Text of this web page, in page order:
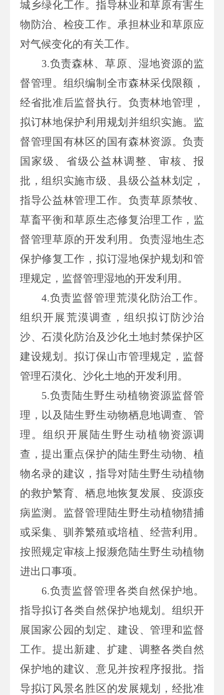
城乡绿化工作。指导林业和草原有害生
物防治、检疫工作。承担林业和草原应
对气候变化的有关工作。
3.负责森林、草原、湿地资源的监
督管理。组织编制全市森林采伐限额，
经省批准后监督执行。负责林地管理，
拟订林地保护利用规划并组织实施。监
督管理国有林区的国有森林资源。负责
国家级、省级公益林调整、审核、报
批，组织实施市级、县级公益林划定，
指导公益林管理工作。负责草原禁牧、
草畜平衡和草原生态修复治理工作，监
督管理草原的开发利用。负责湿地生态
保护修复工作，拟订湿地保护规划和管
理规定，监督管理湿地的开发利用。
4.负责监督管理荒漠化防治工作。
组织开展荒漠调查，组织拟订防沙治
沙、石漠化防治及沙化土地封禁保护区
建设规划。拟订保山市管理规定，监督
管理石漠化、沙化土地的开发利用。
5.负责陆生野生动植物资源监督管
理，以及陆生野生动物栖息地调查、管
理。组织开展陆生野生动植物资源调
查，提出重点保护的陆生野生动物、植
物名录的建议，指导对陆生野生动植物
的救护繁育、栖息地恢复发展、疫源疫
病监测。监督管理陆生野生动植物猎捕
或采集、驯养繁殖或培植、经营利用。
按照规定审核上报濒危陆生野生动植物
进出口事项。
6.负责监督管理各类自然保护地。
指导拟订各类自然保护地规划。组织开
展国家公园的划定、建设、管理和监督
工作。提出新建、扩建、调整各类自然
保护地的建议、意见并按程序报批。指
导拟订风景名胜区的发展规划，经批准